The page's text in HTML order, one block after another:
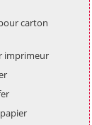
carton
imprimeur